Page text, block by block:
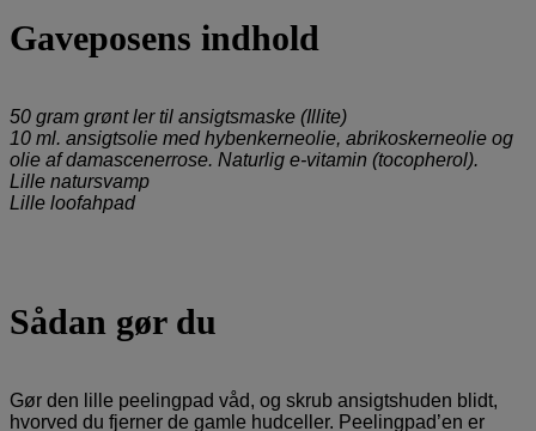
Gaveposens indhold
50 gram grønt ler til ansigtsmaske (Illite)
10 ml. ansigtsolie med hybenkerneolie, abrikoskerneolie og
olie af damascenerrose. Naturlig e-vitamin (tocopherol).
Lille natursvamp
Lille loofahpad
Sådan gør du
Gør den lille peelingpad våd, og skrub ansigtshuden blidt,
hvorved du fjerner de gamle hudceller. Peelingpad’en er